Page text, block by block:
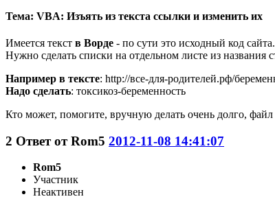
Тема: VBA: Изъять из текста ссылки и изменить их
Имеется текст в Ворде - по сути это исходный код
Нужно сделать списки на отдельном листе из названия
Например в тексте: http://все-для-родителей.рф/
Надо сделать: токсикоз-беременность
Кто может, помогите, вручную делать очень долго,
2 Ответ отRom5 2012-11-08 14:41:07
Rom5
Участник
Неактивен